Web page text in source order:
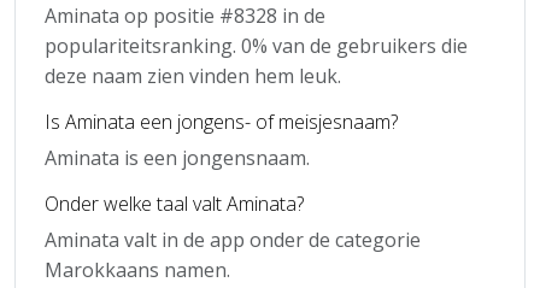
Aminata op positie #8328 in de
populariteitsranking. 0% van de gebruikers die
deze naam zien vinden hem leuk.
Is Aminata een jongens- of meisjesnaam?
Aminata is een jongensnaam.
Onder welke taal valt Aminata?
Aminata valt in de app onder de categorie
Marokkaans namen.